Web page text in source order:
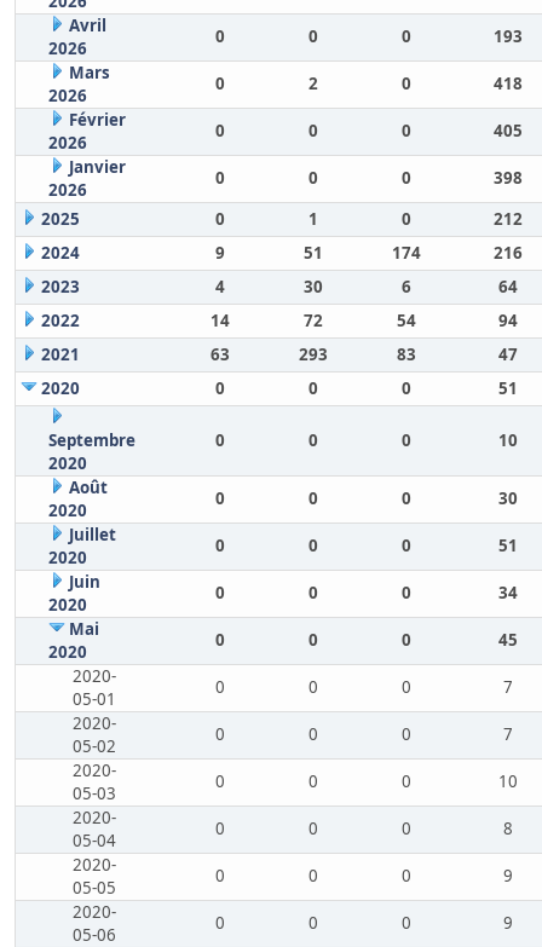
Avril
2026
0 0 0
193
Mars
2026
0 2 0
418
Février
2026
0 0 0
405
Janvier
2026
0 0 0
398
2025
0 1 0
212
2024
9 51 174
216
2023
4 30 6
64
2022
14 72 54
94
2021
63 293 83
47
2020
0 0 0 51
Septembre
2020
0 0 0 10
Août
2020
0 0 0
30
Juillet
2020
0 0 0
51
Juin
2020
0 0 0
34
Mai
2020
0 0 0
45
2020-
05-01
0 0 0
7
2020-
05-02
0 0 0
7
2020-
05-03
0 0 0
10
2020-
05-04
0 0 0
8
2020-
05-05
0 0 0
9
2020-
05-06
0 0 0
9